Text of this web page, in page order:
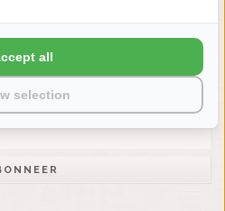
hoogte blijven?
onze mailinglijst:
selection
all